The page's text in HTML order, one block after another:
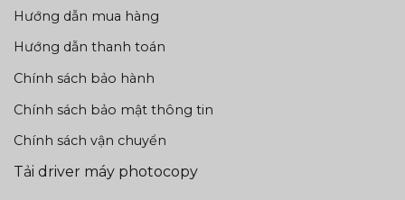
Hướng dẫn mua hàng
Hướng dẫn thanh toán
Chính sách bảo hành
Chính sách bảo mật thông tin
Chính sách vận chuyển
Tải driver máy photocopy